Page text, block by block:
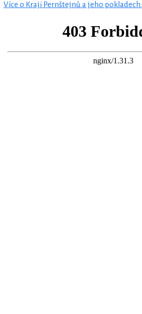
Více o Kraji Pernštejnů a jeho pokladech.